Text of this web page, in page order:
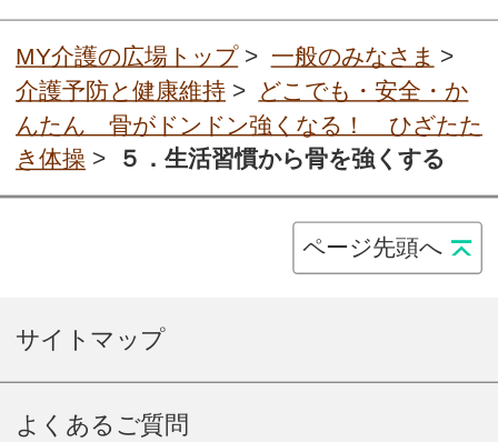
MY介護の広場トップ> 一般のみなさま >
介護予防と健康維持 > どこでも・安全・か
んたん 骨がドンドン強くなる！ ひざたた
き体操 > ５．生活習慣から骨を強くする
ページ先頭へ
サイトマップ
よくあるご質問